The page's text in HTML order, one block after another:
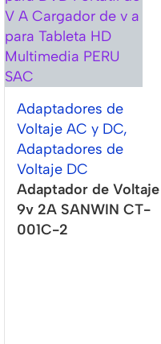
Adaptadores de
Voltaje AC y DC,
Adaptadores de
Voltaje DC
Adaptador de Voltaje
9v 2A SANWIN CT-
001C-2